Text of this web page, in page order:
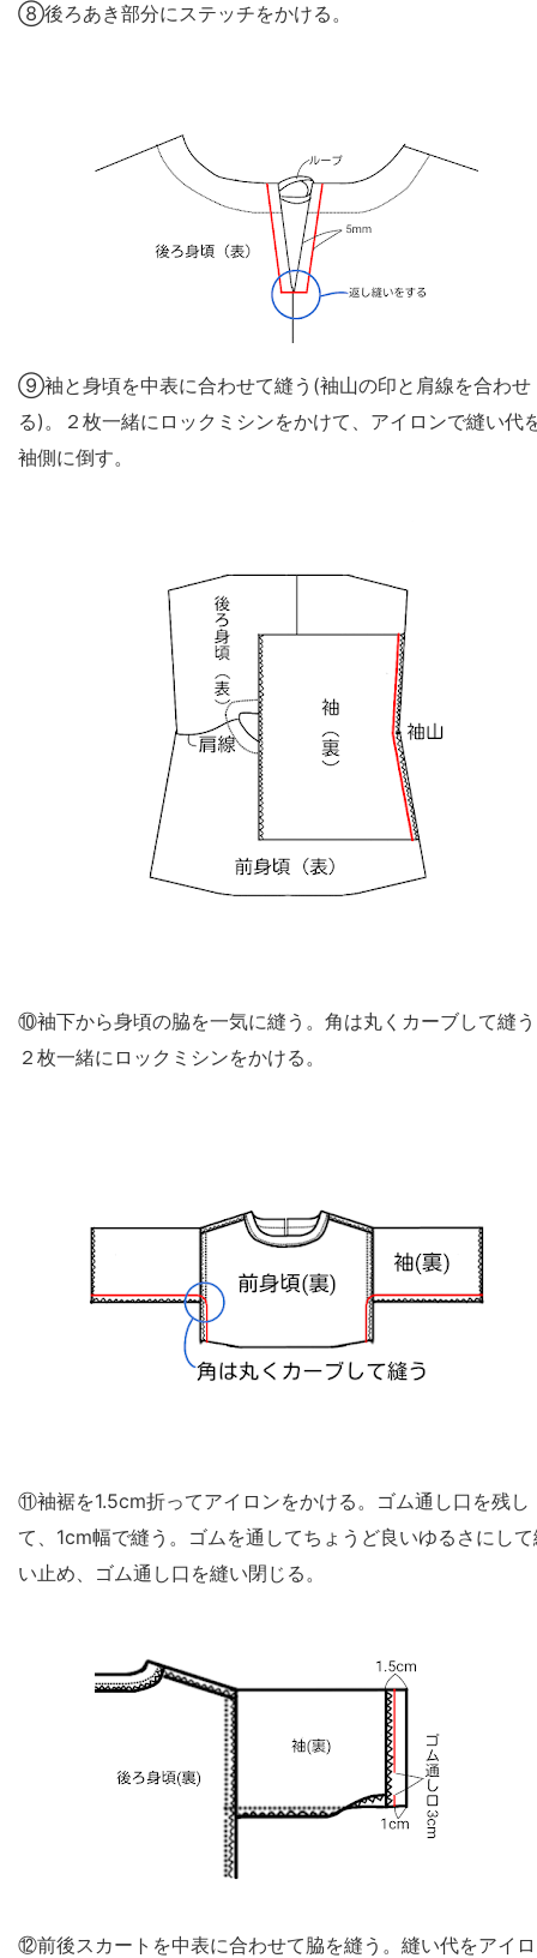
⑧後ろあき部分にステッチをかける。
⑨袖と身頃を中表に合わせて縫う(袖山の印と肩線を合わせ
る)。２枚一緒にロックミシンをかけて、アイロンで縫い代
袖側に倒す。
⑩袖下から身頃の脇を一気に縫う。角は丸くカーブして縫
２枚一緒にロックミシンをかける。
⑪袖裾を1.5cm折ってアイロンをかける。ゴム通し口を残し
て、1cm幅で縫う。ゴムを通してちょうど良いゆるさにし
い止め、ゴム通し口を縫い閉じる。
⑫前後スカートを中表に合わせて脇を縫う。縫い代をアイ